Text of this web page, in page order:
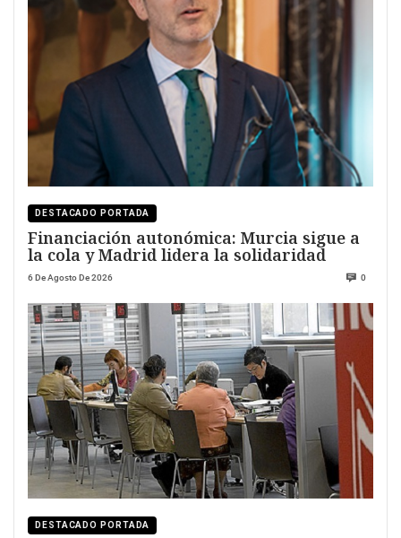
DESTACADO PORTADA
Financiación autonómica: Murcia sigue a
la cola y Madrid lidera la solidaridad
6 De Agosto De 2026 0
DESTACADO PORTADA